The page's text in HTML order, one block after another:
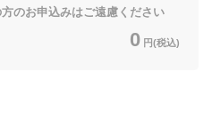
のお申込みはご遠慮ください
0 円(税込)